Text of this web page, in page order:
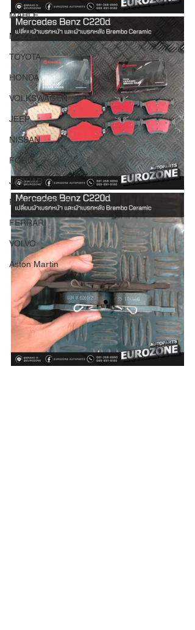
MAHLE
MAZDA
TOYOTA
HONDA
VOLKSWAGEN
JEEP
NISSAN
FORD
JAGUAR
RANGE ROVER
FERRARI
VOLVO
Aston Martin